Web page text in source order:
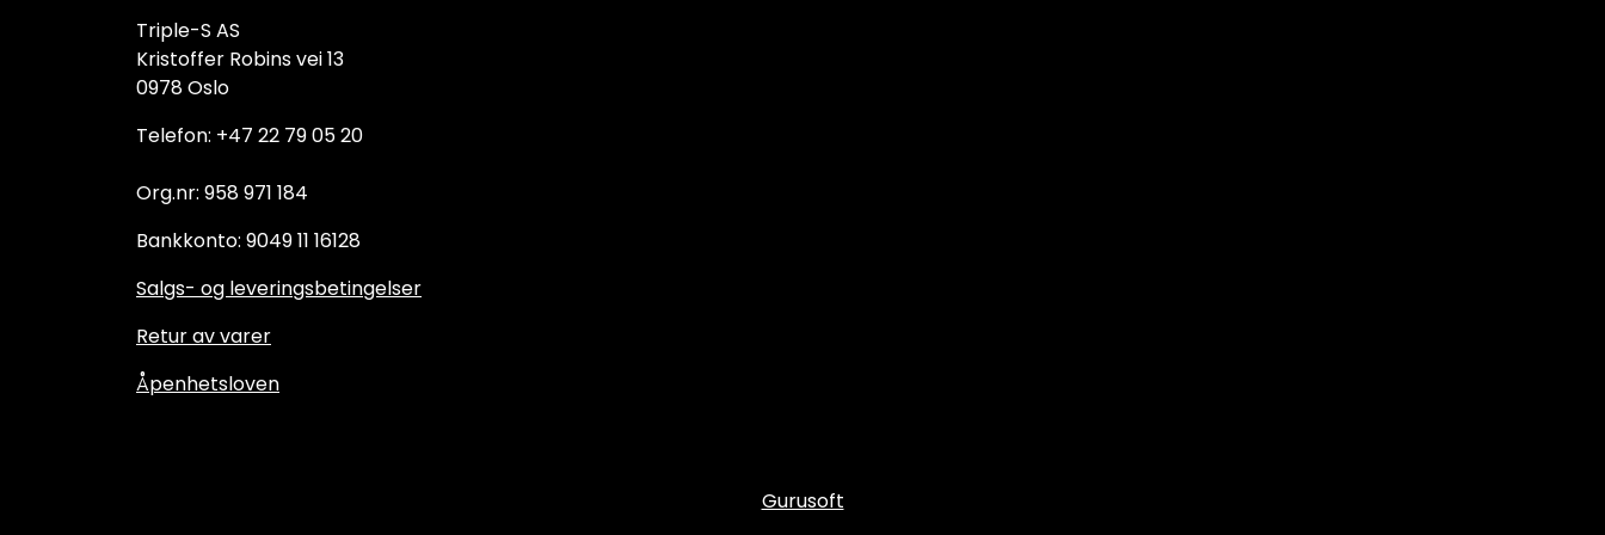
Triple-S AS
Kristoffer Robins vei 13
0978 Oslo
Telefon: +47 22 79 05 20
Org.nr: 958 971 184
Bankkonto: 9049 11 16128
Salgs- og leveringsbetingelser
Retur av varer
Åpenhetsloven
Gurusoft